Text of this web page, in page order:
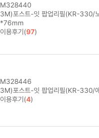
M328440
3M)포스트-잇 팝업리필(KR-
*76mm
이용후기(97)
M328446
3M)포스트-잇 팝업리필(KR-330/
이용후기(4)